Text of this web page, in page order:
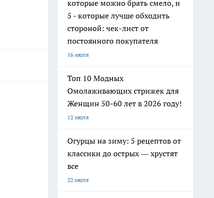
которые можно брать смело, и
5 - которые лучше обходить
стороной: чек-лист от
постоянного покупателя
16 июля
Топ 10 Модных
Омолаживающих стрижек для
Женщин 50-60 лет в 2026 году!
12 июля
Огурцы на зиму: 5 рецептов от
классики до острых — хрустят
все
22 июля